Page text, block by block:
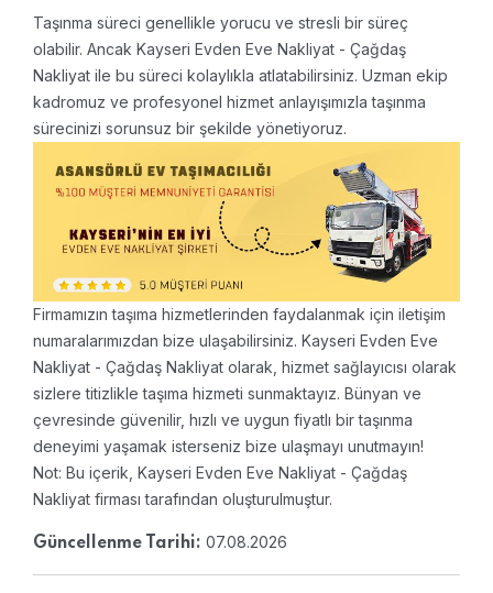
Taşınma süreci genellikle yorucu ve stresli bir süreç
olabilir. Ancak Kayseri Evden Eve Nakliyat - Çağdaş
Nakliyat ile bu süreci kolaylıkla atlatabilirsiniz. Uzman ekip
kadromuz ve profesyonel hizmet anlayışımızla taşınma
sürecinizi sorunsuz bir şekilde yönetiyoruz.
Firmamızın taşıma hizmetlerinden faydalanmak için iletişim
numaralarımızdan bize ulaşabilirsiniz. Kayseri Evden Eve
Nakliyat - Çağdaş Nakliyat olarak, hizmet sağlayıcısı olarak
sizlere titizlikle taşıma hizmeti sunmaktayız. Bünyan ve
çevresinde güvenilir, hızlı ve uygun fiyatlı bir taşınma
deneyimi yaşamak isterseniz bize ulaşmayı unutmayın!
Not: Bu içerik, Kayseri Evden Eve Nakliyat - Çağdaş
Nakliyat firması tarafından oluşturulmuştur.
Güncellenme Tarihi: 07.08.2026